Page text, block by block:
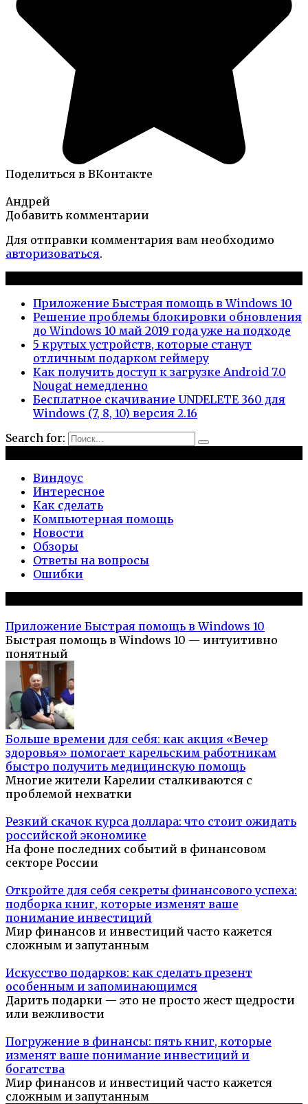
Поделиться в ВКонтакте
Андрей
Добавить комментарии
Для отправки комментария вам необходимо
авторизоваться.
Приложение Быстрая помощь в Windows 10
Решение проблемы блокировки обновления
до Windows 10 май 2019 года уже на подходе
5 крутых устройств, которые станут
отличным подарком геймеру
Как получить доступ к загрузке Android 7.0
Nougat немедленно
Бесплатное скачивание UNDELETE 360 для
Windows (7, 8, 10) версия 2.16
Search for:
Виндоус
Интересное
Как сделать
Компьютерная помощь
Новости
Обзоры
Ответы на вопросы
Ошибки
Приложение Быстрая помощь в Windows 10
Быстрая помощь в Windows 10 — интуитивно
понятный
Больше времени для себя: как акция «Вечер
здоровья» помогает карельским работникам
быстро получить медицинскую помощь
Многие жители Карелии сталкиваются с
проблемой нехватки
Резкий скачок курса доллара: что стоит ожидать
российской экономике
На фоне последних событий в финансовом
секторе России
Откройте для себя секреты финансового успеха:
подборка книг, которые изменят ваше
понимание инвестиций
Мир финансов и инвестиций часто кажется
сложным и запутанным
Искусство подарков: как сделать презент
особенным и запоминающимся
Дарить подарки — это не просто жест щедрости
или вежливости
Погружение в финансы: пять книг, которые
изменят ваше понимание инвестиций и
богатства
Мир финансов и инвестиций часто кажется
сложным и запутанным